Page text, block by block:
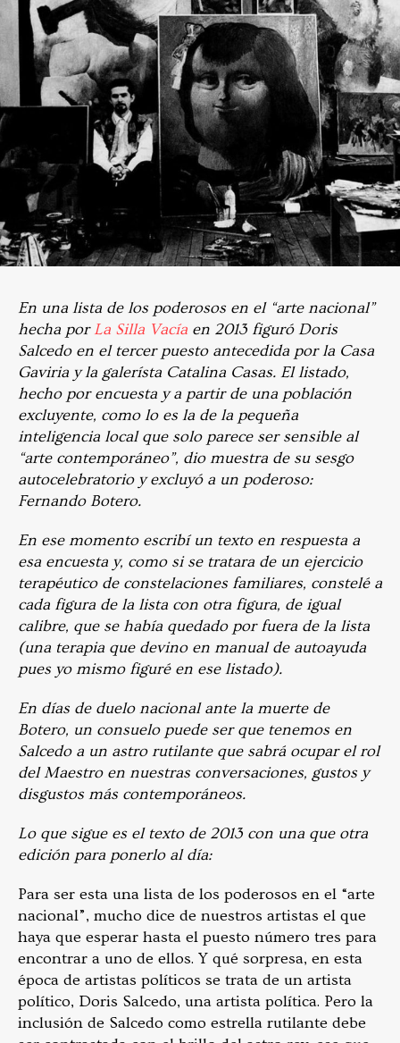
En una lista de los poderosos en el “arte nacional”
hecha porLa Silla Vacía en 2013 figuró Doris
Salcedo en el tercer puesto antecedida por la Casa
Gaviria y la galerísta Catalina Casas. El listado,
hecho por encuesta y a partir de una población
excluyente, como lo es la de la pequeña
inteligencia local que solo parece ser sensible al
“arte contemporáneo”, dio muestra de su sesgo
autocelebratorio y excluyó a un poderoso:
Fernando Botero.
En ese momento escribí un texto en respuesta a
esa encuesta y, como si se tratara de un ejercicio
terapéutico de constelaciones familiares, constelé a
cada figura de la lista con otra figura, de igual
calibre, que se había quedado por fuera de la lista
(una terapia que devino en manual de autoayuda
pues yo mismo figuré en ese listado).
En días de duelo nacional ante la muerte de
Botero, un consuelo puede ser que tenemos en
Salcedo a un astro rutilante que sabrá ocupar el rol
del Maestro en nuestras conversaciones, gustos y
disgustos más contemporáneos.
Lo que sigue es el texto de 2013 con una que otra
edición para ponerlo al día:
Para ser esta una lista de los poderosos en el “arte
nacional”, mucho dice de nuestros artistas el que
haya que esperar hasta el puesto número tres para
encontrar a uno de ellos. Y qué sorpresa, en esta
época de artistas políticos se trata de un artista
político, Doris Salcedo, una artista política. Pero la
inclusión de Salcedo como estrella rutilante debe